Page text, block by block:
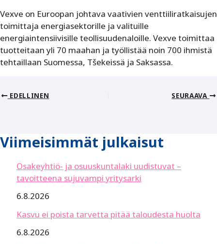
Vexve on Euroopan johtava vaativien venttiiliratkaisujen
toimittaja energiasektorille ja valituille
energiaintensiivisille teollisuudenaloille. Vexve toimittaa
tuotteitaan yli 70 maahan ja työllistää noin 700 ihmistä
tehtaillaan Suomessa, Tšekeissä ja Saksassa.
EDELLINEN SEURAAVA
Viimeisimmät julkaisut
Osakeyhtiö- ja osuuskuntalaki uudistuvat –
tavoitteena sujuvampi yritysarki
6.8.2026
Kasvu ei poista tarvetta pitää taloudesta huolta
6.8.2026